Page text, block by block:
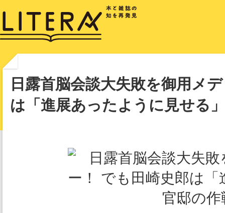
日露首脳会談大失敗を御用メ
は「進展あったように見せる